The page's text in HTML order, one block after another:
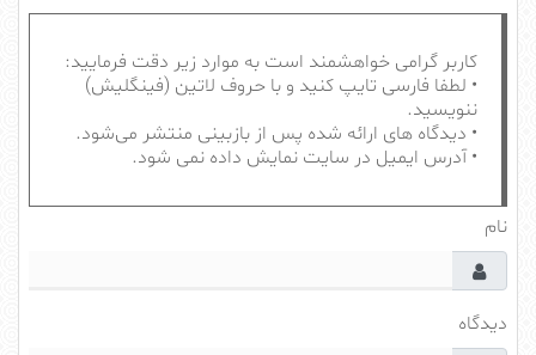
کاربر گرامی خواهشمند است به موارد زیر دقت فرمایید:
• لطفا فارسی تایپ کنید و با حروف لاتین (فینگلیش)
ننویسید.
• دیدگاه های ارائه شده پس از بازبینی منتشر می‌شود.
• آدرس ایمیل در سایت نمایش داده نمی شود.
نام
دیدگاه